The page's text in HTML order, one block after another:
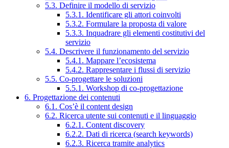
5.3. Definire il modello di servizio
5.3.1. Identificare gli attori coinvolti
5.3.2. Formulare la proposta di valore
5.3.3. Inquadrare gli elementi costitutivi del
servizio
5.4. Descrivere il funzionamento del servizio
5.4.1. Mappare l’ecosistema
5.4.2. Rappresentare i flussi di servizio
5.5. Co-progettare le soluzioni
5.5.1. Workshop di co-progettazione
6. Progettazione dei contenuti
6.1. Cos’è il content design
6.2. Ricerca utente sui contenuti e il linguaggio
6.2.1. Content discovery
6.2.2. Dati di ricerca (search keywords)
6.2.3. Ricerca tramite analytics